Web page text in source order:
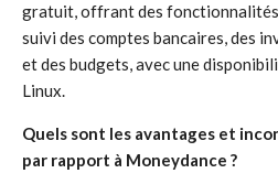
gratuit, offrant des
suivi des comptes bancaires, des
et des budgets, avec une
Linux.
Quels sont les avantages et
par rapport à Moneydance ?